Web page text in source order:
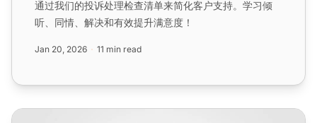
通过我们的投诉处理检查清单来简化客户支持。学习倾
听、同情、解决和有效提升满意度！
Jan 20, 2026 11 min read
如何处理任何类型的抱怨客户